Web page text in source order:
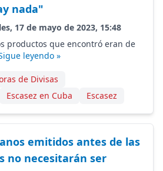
nada"
17 de mayo de 2023, 15:48
productos que encontró eran de
leyendo »
de Divisas
Escasez en Cuba Escasez
emitidos antes de las
no necesitarán ser